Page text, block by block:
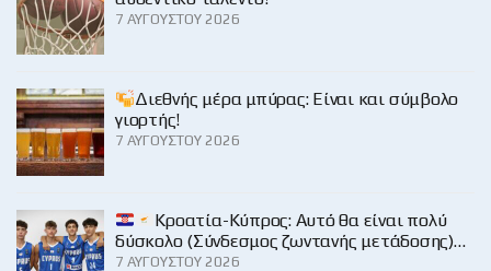
7 ΑΥΓΟΎΣΤΟΥ 2026
Διεθνής μέρα μπύρας: Είναι και σύμβολο
γιορτής!
7 ΑΥΓΟΎΣΤΟΥ 2026
Κροατία-Κύπρος: Αυτό θα είναι πολύ
δύσκολο (Σύνδεσμος ζωντανής μετάδοσης)…
7 ΑΥΓΟΎΣΤΟΥ 2026